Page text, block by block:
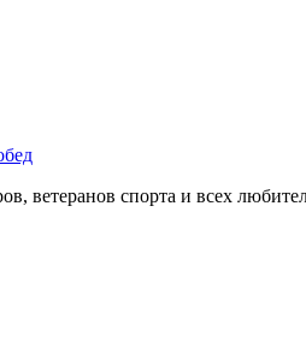
ветеранов спорта и всех